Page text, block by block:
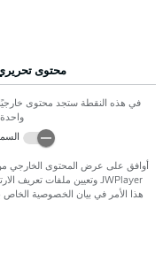
محتوى
في هذه النقطة ستجد محتوى
أوافق على عرض المحتوى الخارجي
JWPlayer وتعيين ملفات تعريف
هذا الأمر في بيان الخصوصية الخاص